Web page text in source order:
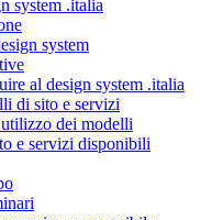
system .italia
system
al design system .italia
di sito e servizi
dei modelli
e servizi disponibili